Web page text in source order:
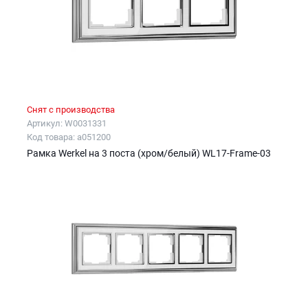
Снят с производства
Артикул: W0031331
Код товара: a051200
Рамка Werkel на 3 поста (хром/белый) WL17-Frame-03